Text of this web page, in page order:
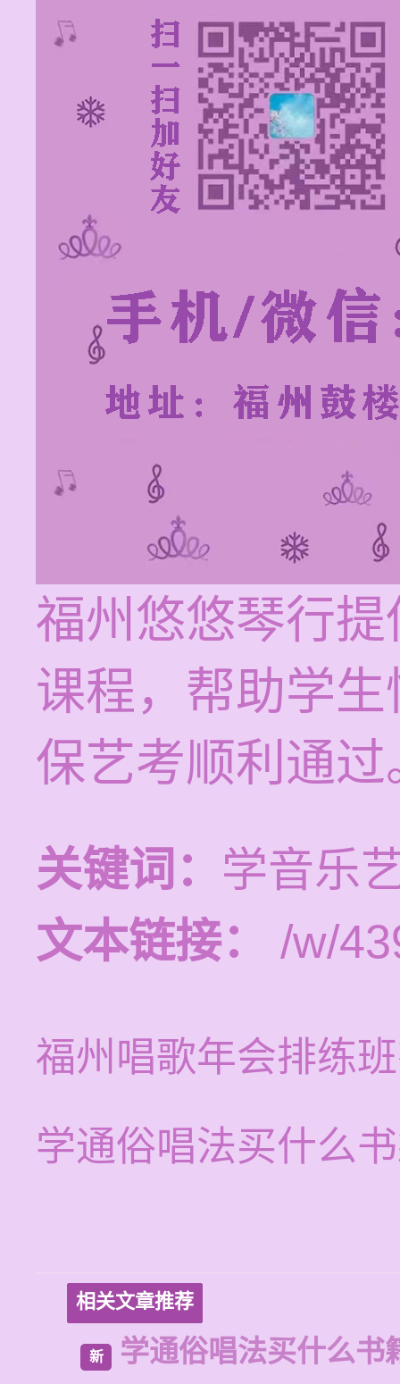
福州悠悠琴行
课程，帮助学
保艺考顺利通过
关键词： 学音乐
文本链接：
/w/
福州唱歌年会排练
学通俗唱法买什么
相关文章推荐
新 学通俗唱法买什么书